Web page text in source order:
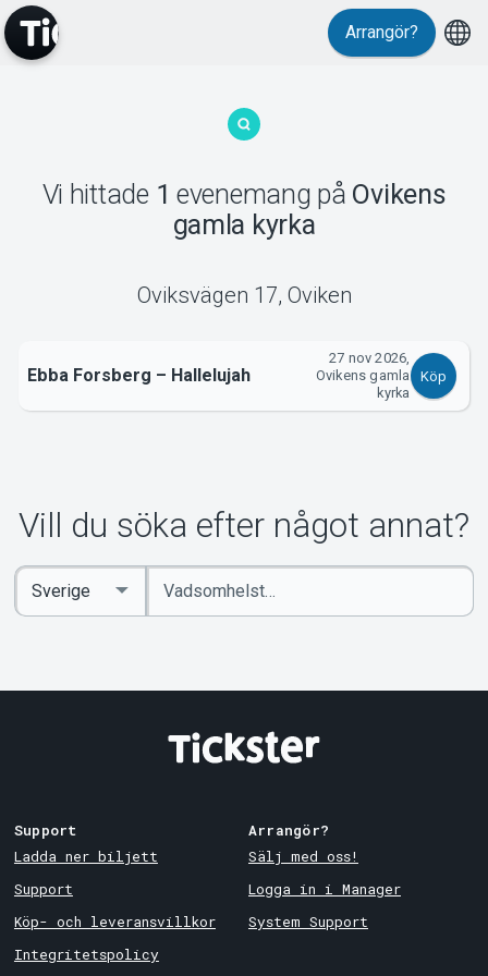
MyTickster
Support
Om Tickster
Arrangör?
Vi hittade 1 evenemang på Ovikens
gamla kyrka
Oviksvägen 17, Oviken
Ebba Forsberg – Hallelujah
27 nov 2026,
Ovikens gamla
kyrka
Köp
Vill du söka efter något annat?
Ange
sökord
Select
Country
Support
Ladda ner biljett
Support
Köp- och leveransvillkor
Integritetspolicy
Arrangör?
Sälj med oss!
Logga in i Manager
System Support